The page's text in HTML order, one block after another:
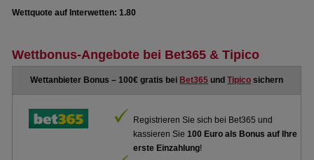
Wettquote auf Interwetten: 1.80
Wettbonus-Angebote bei Bet365 & Tipico
Wettanbieter Bonus – 100€ gratis bei Bet365 undTipico sichern
Registrieren Sie sich bei Bet365 und
kassieren Sie100 Euro als Bonus auf Ihre
erste Einzahlung!